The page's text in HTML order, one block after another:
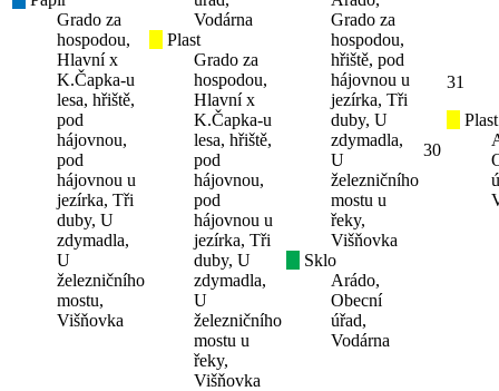
Grado za
hospodou,
Hlavní x
K.Čapka-u
lesa, hřiště,
pod
hájovnou,
pod
hájovnou u
jezírka, Tři
duby, U
zdymadla,
U
železničního
mostu,
Višňovka
Vodárna
Plast
Grado za
hospodou,
Hlavní x
K.Čapka-u
lesa, hřiště,
pod
hájovnou,
pod
hájovnou u
jezírka, Tři
duby, U
zdymadla,
U
železničního
mostu u
řeky,
Višňovka
Grado za
hospodou,
hřiště, pod
hájovnou u
jezírka, Tři
duby, U
zdymadla,
U
železničního
mostu u
řeky,
Višňovka
Sklo
Arádo,
Obecní
úřad,
Vodárna
30
31
Plast